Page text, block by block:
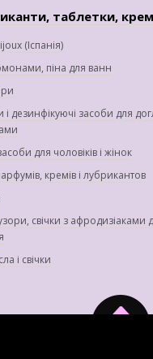
таблетки,
(Іспанія)
піна для ванн
і дезинфікуючі засоби для
для чоловіків і жінок
кремів і лубрикантов
свічки з афродизіаками
і свічки